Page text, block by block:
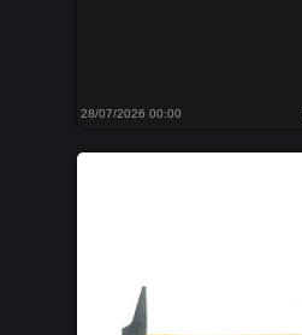
28/07/2026 00:00